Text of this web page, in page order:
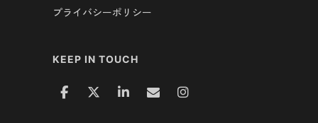
プライバシーポリシー
KEEP IN TOUCH